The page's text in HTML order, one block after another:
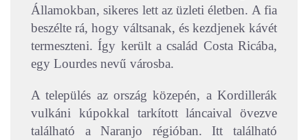
Államokban, sikeres lett az üzleti életben. A fia
beszélte rá, hogy váltsanak, és kezdjenek kávét
termeszteni. Így került a család Costa Ricába,
egy Lourdes nevű városba.
A település az ország közepén, a Kordillerák
vulkáni kúpokkal tarkított láncaival övezve
található a Naranjo régióban. Itt található